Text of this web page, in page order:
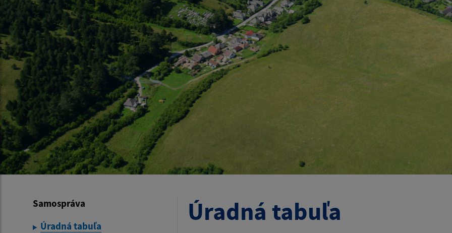
Samospráva
Úradná tabuľa
Úradná tabuľa